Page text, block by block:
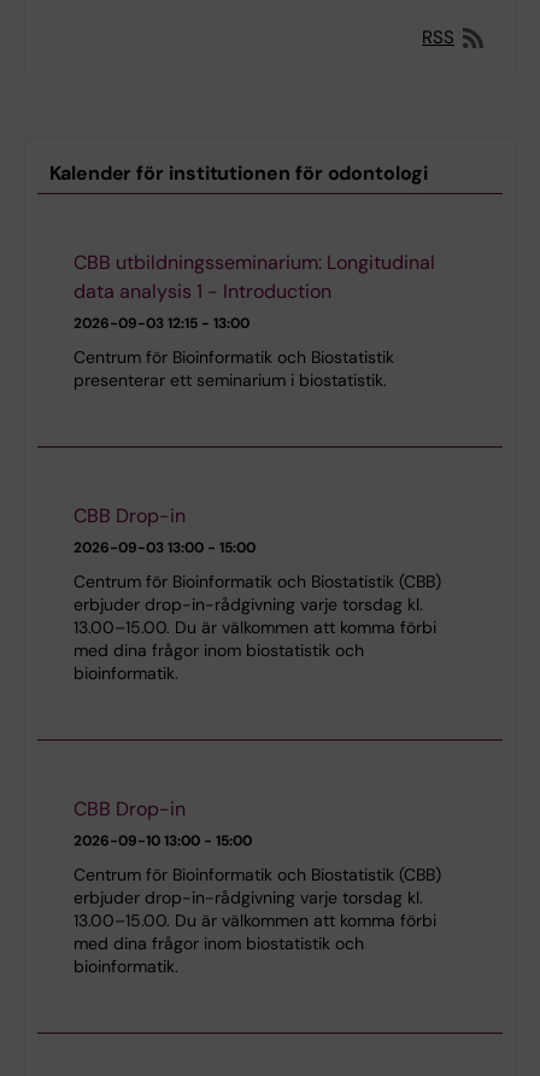
RSS
Kalender för institutionen för odontologi
CBB utbildningsseminarium: Longitudinal
data analysis 1 - Introduction
2026-09-0312:15 - 13:00
Centrum för Bioinformatik och Biostatistik
presenterar ett seminarium i biostatistik.
CBB Drop-in
2026-09-0313:00 - 15:00
Centrum för Bioinformatik och Biostatistik (CBB)
erbjuder drop-in-rådgivning varje torsdag kl.
13.00–15.00. Du är välkommen att komma förbi
med dina frågor inom biostatistik och
bioinformatik.
CBB Drop-in
2026-09-1013:00 - 15:00
Centrum för Bioinformatik och Biostatistik (CBB)
erbjuder drop-in-rådgivning varje torsdag kl.
13.00–15.00. Du är välkommen att komma förbi
med dina frågor inom biostatistik och
bioinformatik.